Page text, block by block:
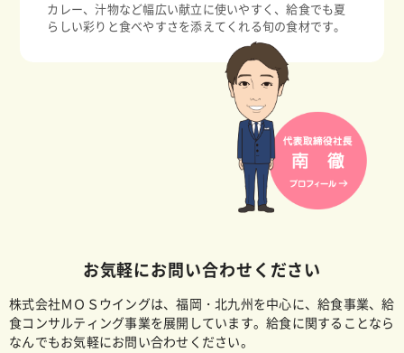
カレー、汁物など幅広い献立に使いやすく、給食でも夏
らしい彩りと食べやすさを添えてくれる旬の食材です。
お気軽にお問い合わせください
株式会社ＭＯＳウイングは、福岡・北九州を中心に、給食事業、給
食コンサルティング事業を展開しています。給食に関することなら
なんでもお気軽にお問い合わせください。